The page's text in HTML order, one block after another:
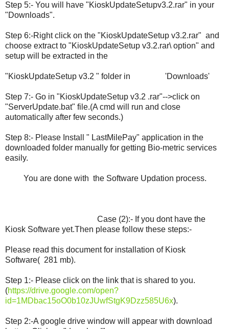
Step 5:- You will have "KioskUpdateSetupv3.2.rar" in your
"Downloads".
Step 6:-Right click on the "KioskUpdateSetup v3.2.rar" and
choose extract to "KioskUpdateSetup v3.2.rar\ option" and
setup will be extracted in the
"KioskUpdateSetup v3.2 " folder in 'Downloads'
Step 7:- Go in "KioskUpdateSetup v3.2 .rar"-->click on
"ServerUpdate.bat" file.(A cmd will run and close
automatically after few seconds.)
Step 8:- Please Install " LastMilePay" application in the
downloaded folder manually for getting Bio-metric services
easily.
You are done with the Software Updation process.
Case (2):- If you dont have the
Kiosk Software yet.Then please follow these steps:-
Please read this document for installation of Kiosk
Software( 281 mb).
Step 1:- Please click on the link that is shared to you.
(https://drive.google.com/open?
id=1MDbac15oO0b10zJUwfStgK9Dzz585U6x).
Step 2:-A google drive window will appear with download